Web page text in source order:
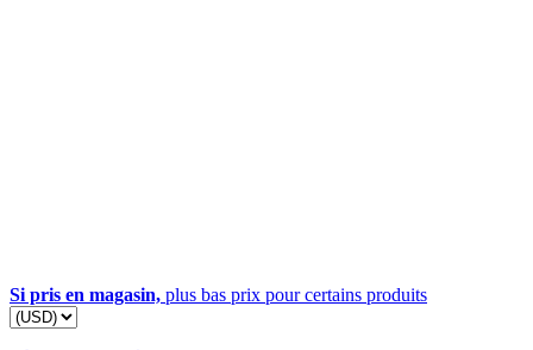
Si pris en magasin, plus bas prix pour certains produits